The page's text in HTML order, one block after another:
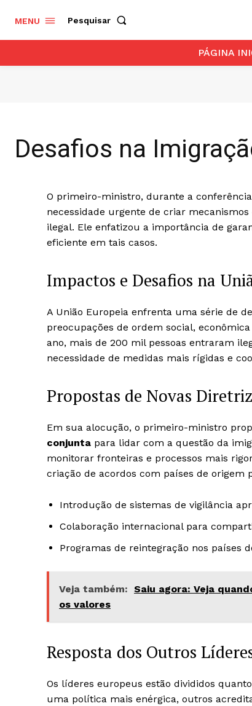
MENU Pesquisar
PÁGINA
Desafios na
O primeiro-ministro, durante a
necessidade urgente de criar
ilegal. Ele enfatizou a importância de
eficiente em tais casos.
Impactos e Desafios na
A União Europeia enfrenta uma série de
preocupações de ordem social,
ano, mais de 200 mil pessoas entraram
necessidade de medidas mais rígidas e
Propostas de Novas
Em sua alocução, o primeiro-ministro
conjunta para lidar com a questão da
monitorar fronteiras e processos mais
criação de acordos com países de origem
Introdução de sistemas de vigilância
Colaboração internacional para
Programas de reintegração nos países
Veja também: Saiu agora: Veja
os valores
Resposta dos Outros
Os líderes europeus estão divididos
uma política mais enérgica, outros